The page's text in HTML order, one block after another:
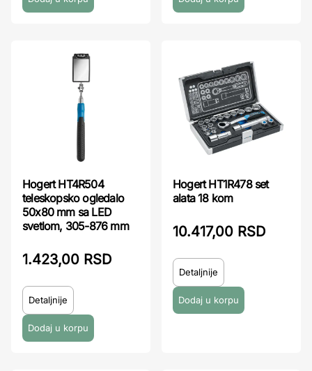
Hogert HT4R504
teleskopsko ogledalo
50x80 mm sa LED
svetlom, 305-876 mm
1.423,00 RSD
Detaljnije
Hogert HT1R478 set
alata 18 kom
10.417,00 RSD
Detaljnije